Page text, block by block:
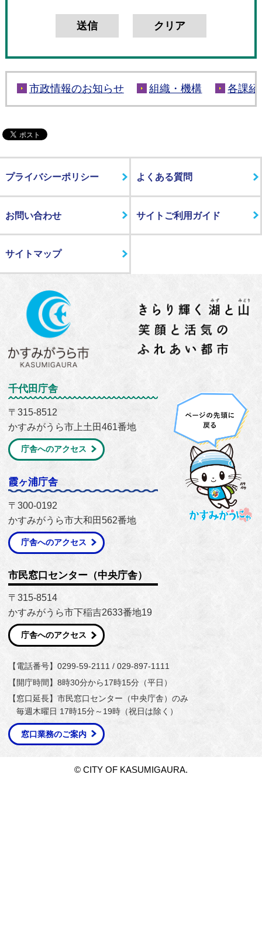
市政情報のお知らせ 組織・機構 各課紹
プライバシーポリシー よくある質問
お問い合わせ サイトご利用ガイド
サイトマップ
千代田庁舎
〒315-8512
かすみがうら市上土田461番地
庁舎へのアクセス
霞ヶ浦庁舎
〒300-0192
かすみがうら市大和田562番地
庁舎へのアクセス
市民窓口センター（中央庁舎）
〒315-8514
かすみがうら市下稲吉2633番地19
庁舎へのアクセス
【電話番号】0299-59-2111 / 029-897-1111
【開庁時間】8時30分から17時15分（平日）
【窓口延長】市民窓口センター（中央庁舎）のみ
毎週木曜日 17時15分～19時（祝日は除く）
窓口業務のご案内
© CITY OF KASUMIGAURA.